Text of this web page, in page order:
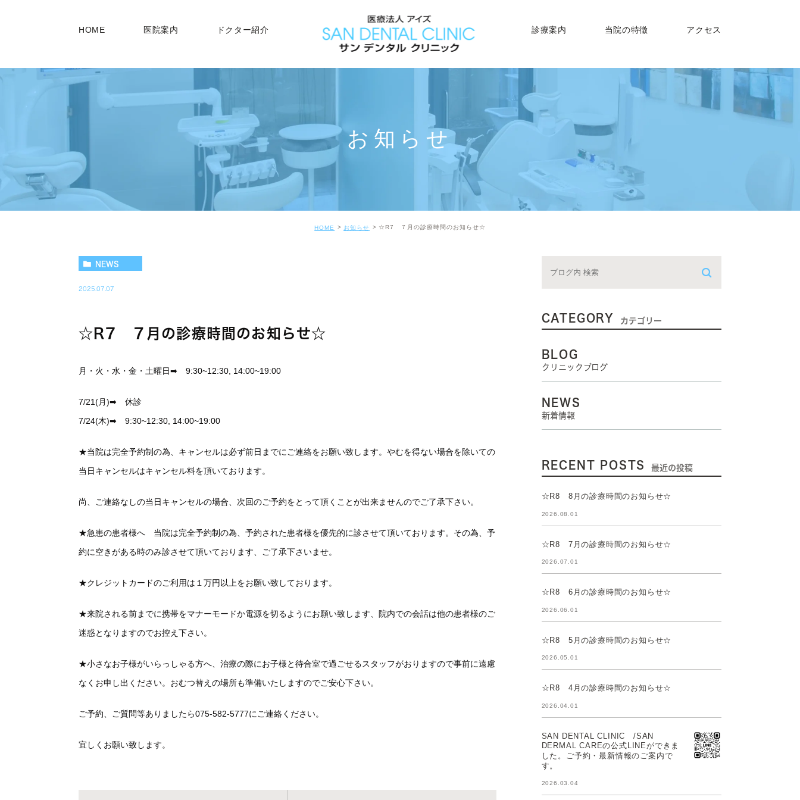
HOME 医院案内 ドクター紹介 診療案内
歯周病治療
虫歯・歯周病予防・
PMTC
当院の特徴 アクセス
お知らせ
HOME お知らせ ☆R7 ７月の診療時間のお知らせ☆
NEWS
2025.07.07
☆R7 ７月の診療時間のお知らせ☆
月・火・水・金・土曜日➡ 9:30~12:30, 14:00~19:00
7/21(月)➡ 休診
7/24(木)➡ 9:30~12:30, 14:00~19:00
★当院は完全予約制の為、キャンセルは必ず前日までにご連絡をお願い致します。やむを得ない場合を除いての
当日キャンセルはキャンセル料を頂いております。
尚、ご連絡なしの当日キャンセルの場合、次回のご予約をとって頂くことが出来ませんのでご了承下さい。
★急患の患者様へ 当院は完全予約制の為、予約された患者様を優先的に診させて頂いております。その為、予
約に空きがある時のみ診させて頂いております、ご了承下さいませ。
★クレジットカードのご利用は１万円以上をお願い致しております。
★来院される前までに携帯をマナーモードか電源を切るようにお願い致します、院内での会話は他の患者様のご
迷惑となりますのでお控え下さい。
★小さなお子様がいらっしゃる方へ、治療の際にお子様と待合室で過ごせるスタッフがおりますので事前に遠慮
なくお申し出ください。おむつ替えの場所も準備いたしますのでご安心下さい。
ご予約、ご質問等ありましたら075-582-5777にご連絡ください。
宜しくお願い致します。
CATEGORY カテゴリー
BLOG
クリニックブログ
NEWS
新着情報
RECENT POSTS 最近の投稿
☆R8 8月の診療時間のお知らせ☆
2026.08.01
☆R8 7月の診療時間のお知らせ☆
2026.07.01
☆R8 6月の診療時間のお知らせ☆
2026.06.01
☆R8 5月の診療時間のお知らせ☆
2026.05.01
☆R8 4月の診療時間のお知らせ☆
2026.04.01
SAN DENTAL CLINIC /SAN
DERMAL CAREの公式LINEができま
した。ご予約・最新情報のご案内で
す。
2026.03.04